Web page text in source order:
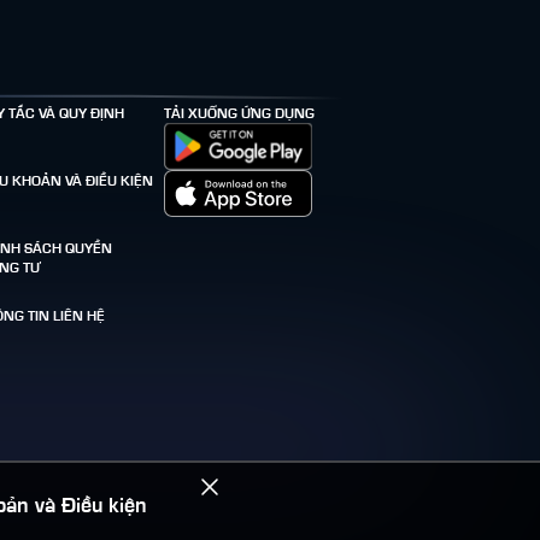
và Điều kiện
TẮC VÀ QUY ĐỊNH
KHOẢN VÀ ĐIỀU KIỆN
SÁCH QUYỀN
TƯ
TIN LIÊN HỆ
TẢI XUỐNG ỨNG DỤNG